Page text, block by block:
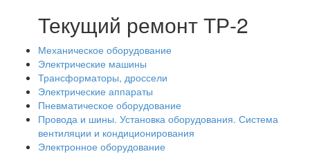
Текущий ремонт ТР-2
Механическое оборудование
Электрические машины
Трансформаторы, дроссели
Электрические аппараты
Пневматическое оборудование
Провода и шины. Установка оборудования. Система
вентиляции и кондиционирования
Электронное оборудование